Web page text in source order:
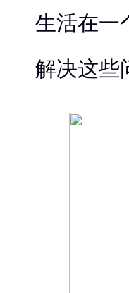
生活在一
解决这些